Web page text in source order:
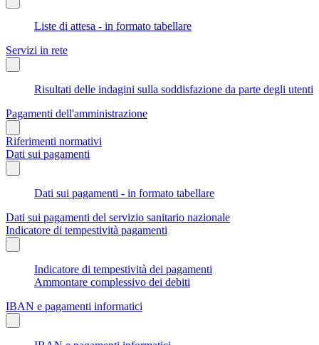
Liste di attesa - in formato tabellare
Servizi in rete
Risultati delle indagini sulla soddisfazione da parte degli utenti
Pagamenti dell'amministrazione
Riferimenti normativi
Dati sui pagamenti
Dati sui pagamenti - in formato tabellare
Dati sui pagamenti del servizio sanitario nazionale
Indicatore di tempestività pagamenti
Indicatore di tempestività dei pagamenti
Ammontare complessivo dei debiti
IBAN e pagamenti informatici